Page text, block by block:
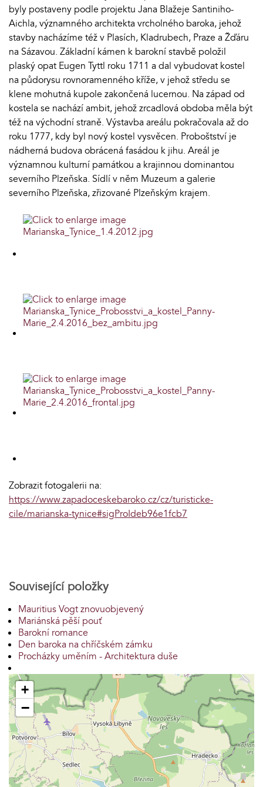
byly postaveny podle projektu Jana Blažeje Santiniho-
Aichla, významného architekta vrcholného baroka, jehož
stavby nacházíme též v Plasích, Kladrubech, Praze a Žďáru
na Sázavou. Základní kámen k barokní stavbě položil
plaský opat Eugen Tyttl roku 1711 a dal vybudovat kostel
na půdorysu rovnoramenného kříže, v jehož středu se
klene mohutná kupole zakončená lucernou. Na západ od
kostela se nachází ambit, jehož zrcadlová obdoba měla být
též na východní straně. Výstavba areálu pokračovala až do
roku 1777, kdy byl nový kostel vysvěcen. Proboštství je
nádherná budova obrácená fasádou k jihu. Areál je
významnou kulturní památkou a krajinnou dominantou
severního Plzeňska. Sídlí v něm Muzeum a galerie
severního Plzeňska, zřizované Plzeňským krajem.
Zobrazit fotogalerii na:
https://www.zapadoceskebaroko.cz/cz/turisticke-
cile/marianska-tynice#sigProIdeb96e1fcb7
Související položky
Mauritius Vogt znovuobjevený
Mariánská pěší pouť
Barokní romance
Den baroka na chříčském zámku
Procházky uměním - Architektura duše
+
−